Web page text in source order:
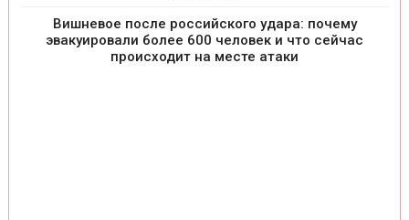
Вишневое после российского удара: почему
эвакуировали более 600 человек и что сейчас
происходит на месте атаки